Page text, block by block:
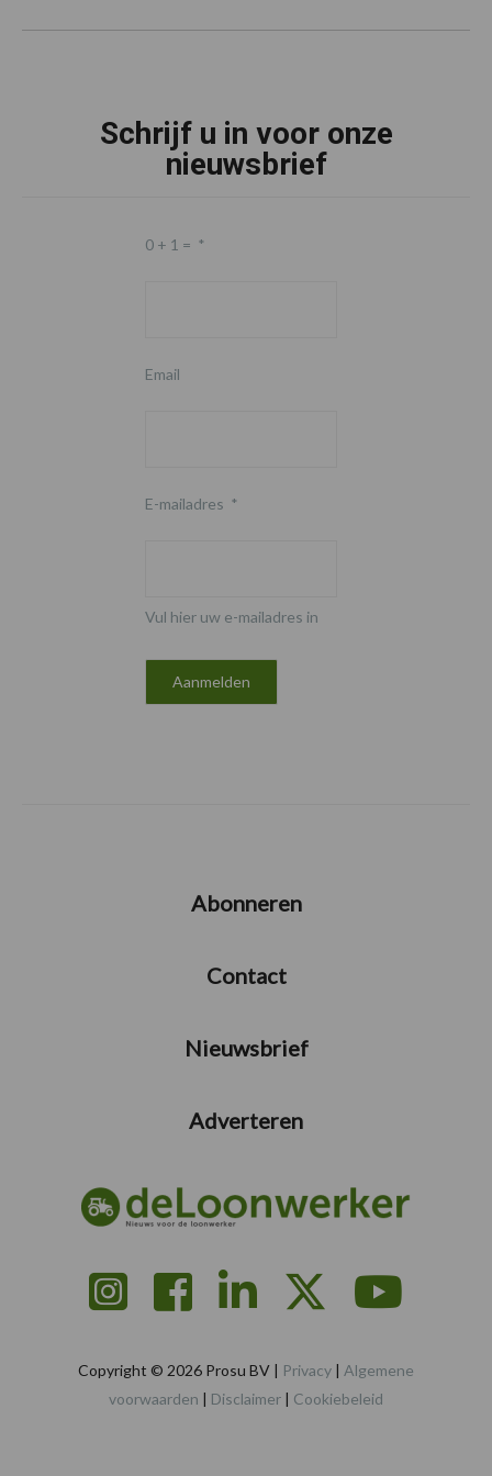
Schrijf u in voor onze
nieuwsbrief
0 + 1 = *
Email
E-mailadres *
Vul hier uw e-mailadres in
Abonneren
Contact
Nieuwsbrief
Adverteren
Copyright © 2026 Prosu BV | Privacy | Algemene
voorwaarden | Disclaimer | Cookiebeleid